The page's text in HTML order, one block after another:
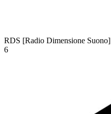
RDS [Radio Dimensione Suono]
6